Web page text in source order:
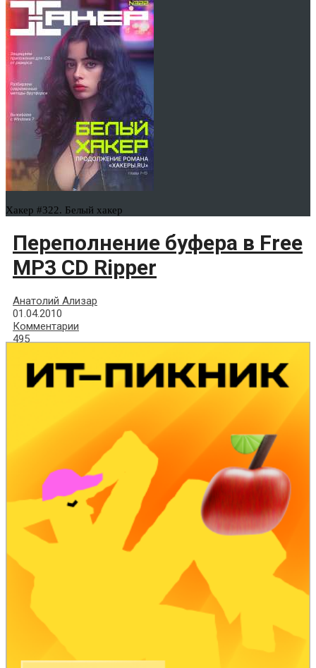
Хакер #322. Белый хакер
Переполнение буфера в Free
MP3 CD Ripper
Анатолий Ализар
01.04.2010
Комментарии
495